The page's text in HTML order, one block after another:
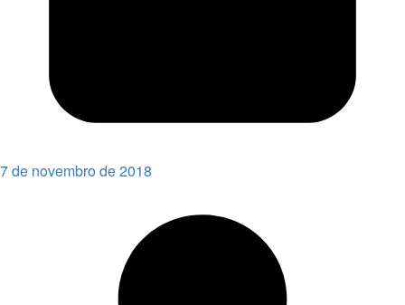
7 de novembro de 2018